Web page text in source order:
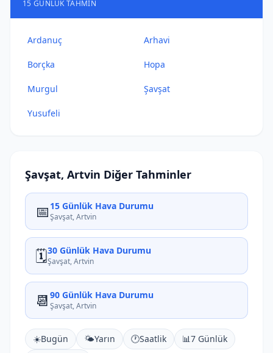
15 GÜNLÜK TAHMIN
Ardanuç Arhavi
Borçka Hopa
Murgul Şavşat
Yusufeli
Şavşat, Artvin Diğer Tahminler
📅 15 Günlük Hava Durumu
Şavşat, Artvin
🗓️30 Günlük Hava Durumu
Şavşat, Artvin
📆 90 Günlük Hava Durumu
Şavşat, Artvin
☀️Bugün 🌤️Yarın 🕐Saatlik 📊7 Günlük